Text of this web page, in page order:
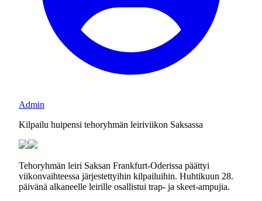
Admin
Kilpailu huipensi tehoryhmän leiriviikon Saksassa
Tehoryhmän leiri Saksan Frankfurt-Oderissa päättyi
viikonvaihteessa järjestettyihin kilpailuihin. Huhtikuun 28.
päivänä alkaneelle leirille osallistui trap- ja skeet-ampujia.